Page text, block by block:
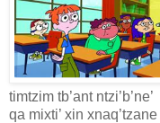
timtzim tb’ant ntzi’b’ne’
qa mixti’ xin xnaq’tzane